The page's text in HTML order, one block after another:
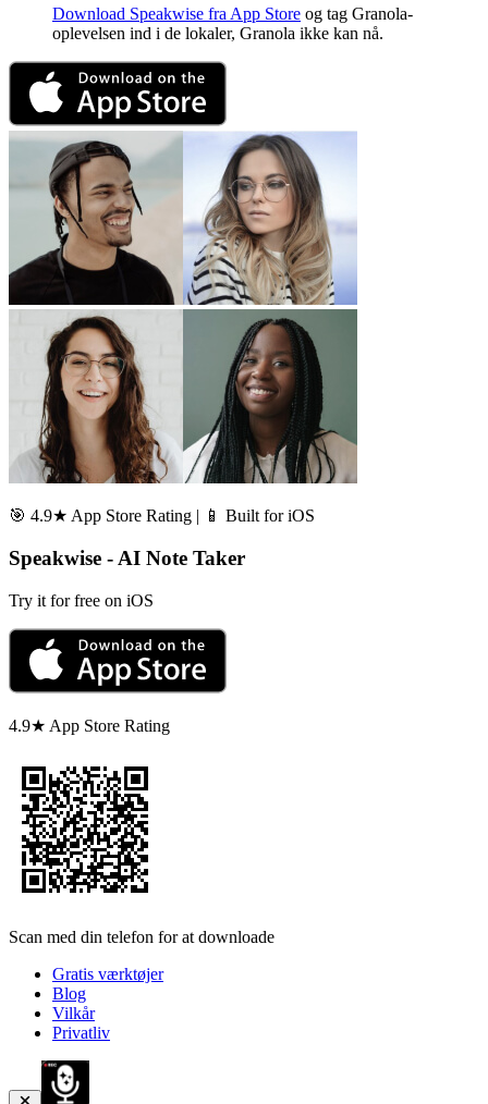
Download Speakwise fra App Store og tag Granola-
oplevelsen ind i de lokaler, Granola ikke kan nå.
🎯 4.9★ App Store Rating | 📱 Built for iOS
Speakwise - AI Note Taker
Try it for free on iOS
4.9★ App Store Rating
Scan med din telefon for at downloade
Gratis værktøjer
Blog
Vilkår
Privatliv